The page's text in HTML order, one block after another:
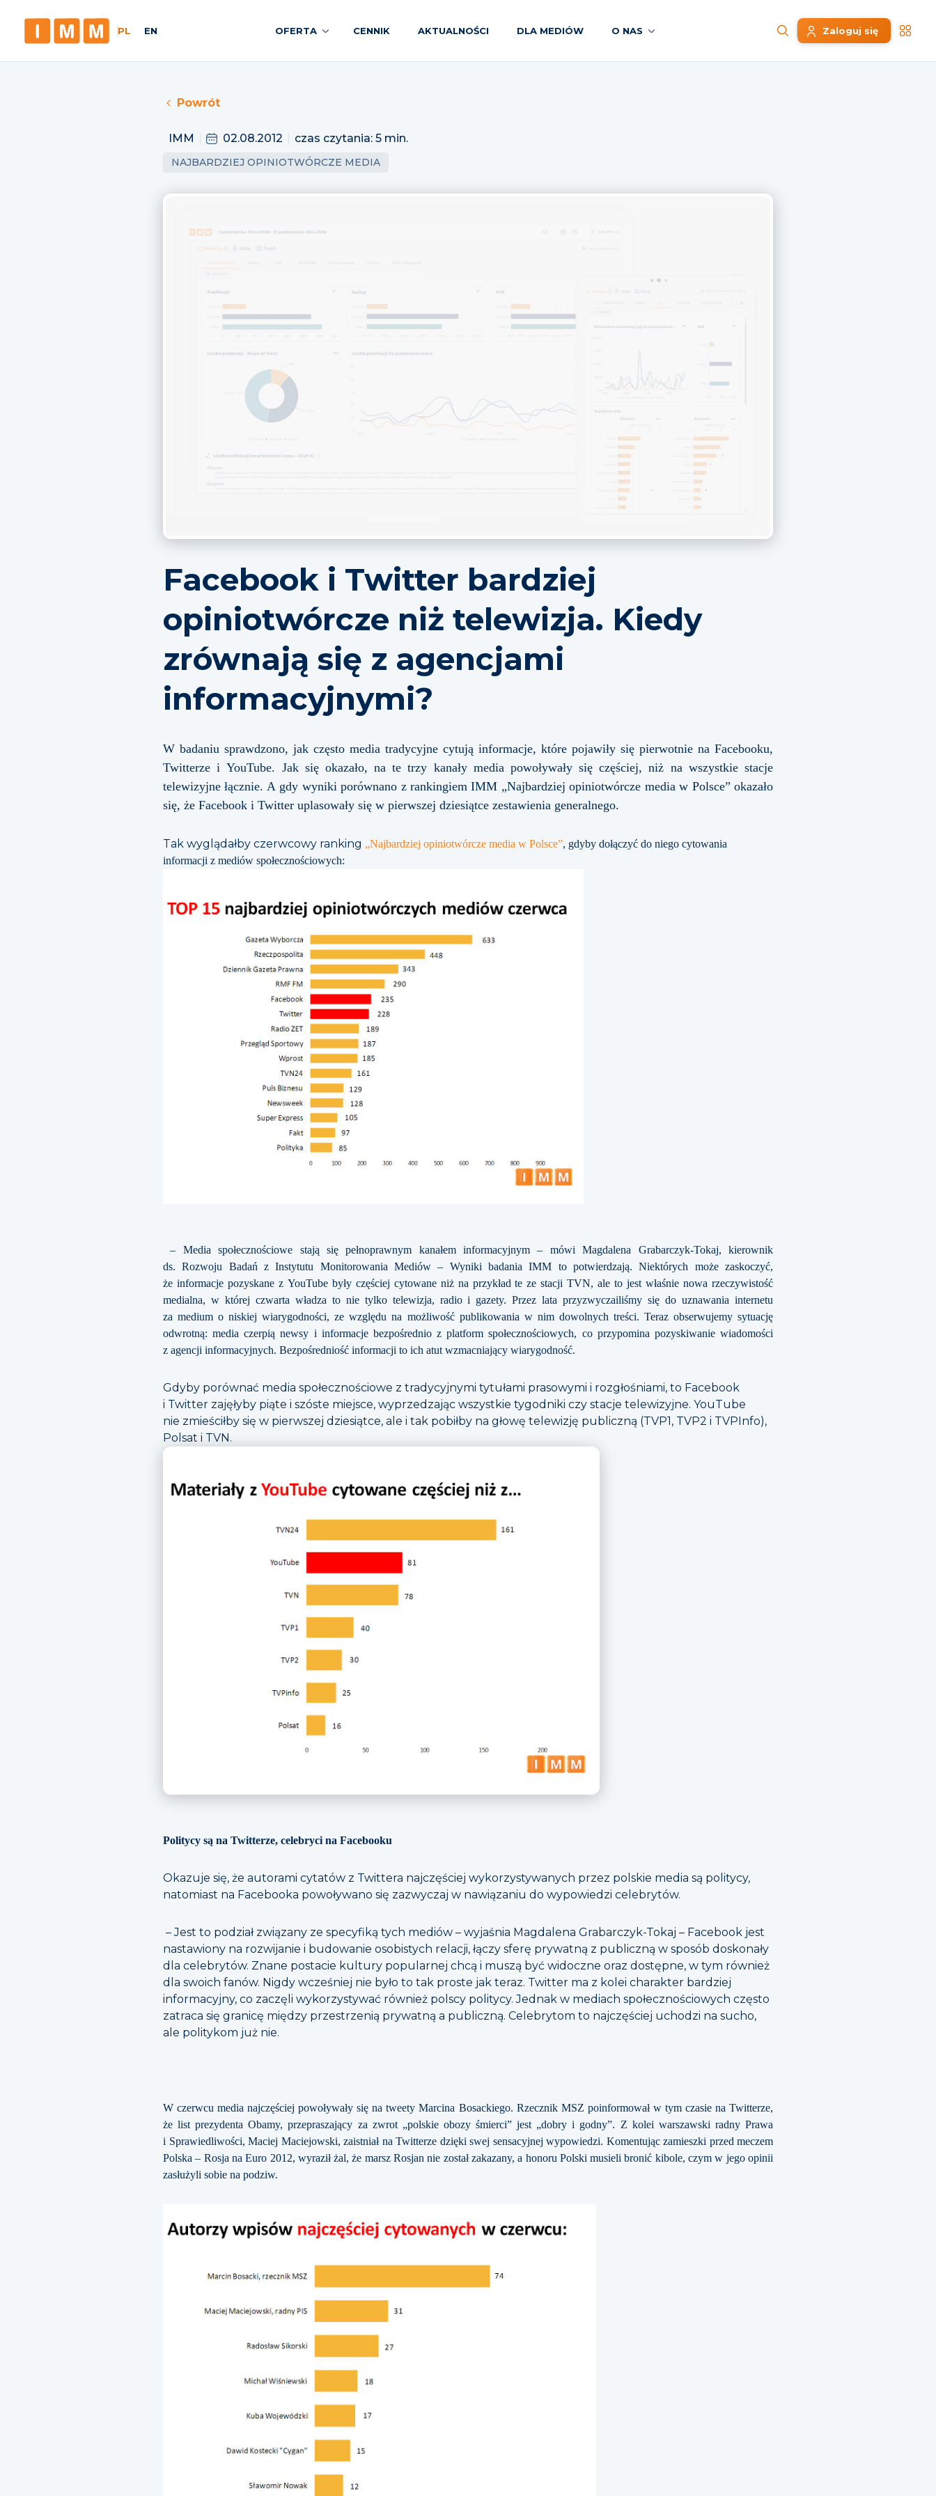
PL EN OFERTA CENNIK AKTUALNOŚCI DLA MEDIÓW O NAS Zaloguj się
Powrót
IMM 02.08.2012 czas czytania: 5 min.
NAJBARDZIEJ OPINIOTWÓRCZE MEDIA
Facebook i Twitter bardziej
opiniotwórcze niż telewizja. Kiedy
zrównają się z agencjami
informacyjnymi?
W badaniu sprawdzono, jak często media tradycyjne cytują informacje, które pojawiły się pierwotnie na Facebooku,
Twitterze i YouTube. Jak się okazało, na te trzy kanały media powoływały się częściej, niż na wszystkie stacje
telewizyjne łącznie. A gdy wyniki porównano z rankingiem IMM „Najbardziej opiniotwórcze media w Polsce” okazało
się, że Facebook i Twitter uplasowały się w pierwszej dziesiątce zestawienia generalnego.
Tak wyglądałby czerwcowy ranking „Najbardziej opiniotwórcze media w Polsce”, gdyby dołączyć do niego cytowania
informacji z mediów społecznościowych:
– Media społecznościowe stają się pełnoprawnym kanałem informacyjnym – mówi Magdalena Grabarczyk-Tokaj, kierownik
ds. Rozwoju Badań z Instytutu Monitorowania Mediów – Wyniki badania IMM to potwierdzają. Niektórych może zaskoczyć,
że informacje pozyskane z YouTube były częściej cytowane niż na przykład te ze stacji TVN, ale to jest właśnie nowa rzeczywistość
medialna, w której czwarta władza to nie tylko telewizja, radio i gazety. Przez lata przyzwyczailiśmy się do uznawania internetu
za medium o niskiej wiarygodności, ze względu na możliwość publikowania w nim dowolnych treści. Teraz obserwujemy sytuację
odwrotną: media czerpią newsy i informacje bezpośrednio z platform społecznościowych, co przypomina pozyskiwanie wiadomości
z agencji informacyjnych. Bezpośredniość informacji to ich atut wzmacniający wiarygodność.
Gdyby porównać media społecznościowe z tradycyjnymi tytułami prasowymi i rozgłośniami, to Facebook
i Twitter zajęłyby piąte i szóste miejsce, wyprzedzając wszystkie tygodniki czy stacje telewizyjne. YouTube
nie zmieściłby się w pierwszej dziesiątce, ale i tak pobiłby na głowę telewizję publiczną (TVP1, TVP2 i TVPInfo),
Polsat i TVN.
Politycy są na Twitterze, celebryci na Facebooku
Okazuje się, że autorami cytatów z Twittera najczęściej wykorzystywanych przez polskie media są politycy,
natomiast na Facebooka powoływano się zazwyczaj w nawiązaniu do wypowiedzi celebrytów.
– Jest to podział związany ze specyfiką tych mediów – wyjaśnia Magdalena Grabarczyk-Tokaj – Facebook jest
nastawiony na rozwijanie i budowanie osobistych relacji, łączy sferę prywatną z publiczną w sposób doskonały
dla celebrytów. Znane postacie kultury popularnej chcą i muszą być widoczne oraz dostępne, w tym również
dla swoich fanów. Nigdy wcześniej nie było to tak proste jak teraz. Twitter ma z kolei charakter bardziej
informacyjny, co zaczęli wykorzystywać również polscy politycy. Jednak w mediach społecznościowych często
zatraca się granicę między przestrzenią prywatną a publiczną. Celebrytom to najczęściej uchodzi na sucho,
ale politykom już nie.
W czerwcu media najczęściej powoływały się na tweety Marcina Bosackiego. Rzecznik MSZ poinformował w tym czasie na Twitterze,
że list prezydenta Obamy, przepraszający za zwrot „polskie obozy śmierci” jest „dobry i godny”. Z kolei warszawski radny Prawa
i Sprawiedliwości, Maciej Maciejowski, zaistniał na Twitterze dzięki swej sensacyjnej wypowiedzi. Komentując zamieszki przed meczem
Polska – Rosja na Euro 2012, wyraził żal, że marsz Rosjan nie został zakazany, a honoru Polski musieli bronić kibole, czym w jego opinii
zasłużyli sobie na podziw.